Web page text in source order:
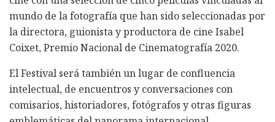
mundo de la fotografía que han sido seleccionadas por
la directora, guionista y productora de cine Isabel
Coixet, Premio Nacional de Cinematografía 2020.
El Festival será también un lugar de confluencia
intelectual, de encuentros y conversaciones con
comisarios, historiadores, fotógrafos y otras figuras